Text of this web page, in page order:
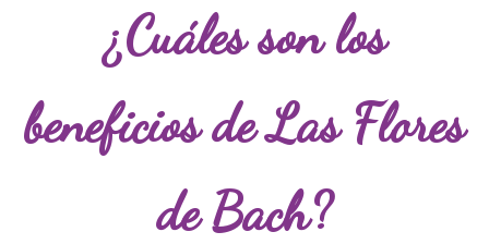
¿Cuáles son los
beneficios de Las Flores
de Bach?